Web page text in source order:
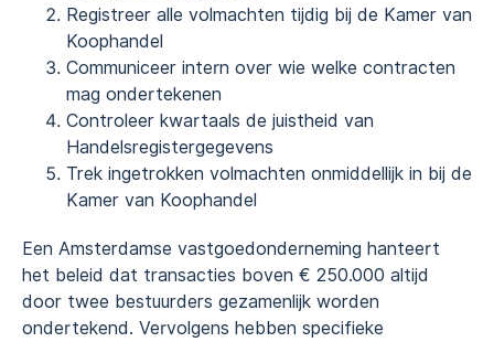
Registreer alle volmachten tijdig bij de Kamer van
Koophandel
Communiceer intern over wie welke contracten
mag ondertekenen
Controleer kwartaals de juistheid van
Handelsregistergegevens
Trek ingetrokken volmachten onmiddellijk in bij de
Kamer van Koophandel
Een Amsterdamse vastgoedonderneming hanteert
het beleid dat transacties boven € 250.000 altijd
door twee bestuurders gezamenlijk worden
ondertekend. Vervolgens hebben specifieke